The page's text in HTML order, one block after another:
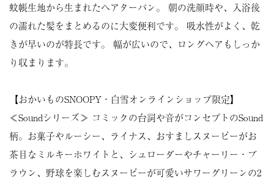
蚊帳生地から生まれたヘアターバン。 朝の洗顔時や、入浴後
の濡れた髪をまとめるのに大変便利です。 吸水性がよく、乾
きが早いのが特長です。 幅が広いので、ロングヘアもしっか
り収まります。
【おかいものSNOOPY・白雪オンラインショップ限定】
≪Soundシリーズ≫ コミックの台詞や音がコンセプトのSound
柄。お菓子やルーシー、ライナス、おすましスヌーピーがお
茶目なミルキーホワイトと、シュローダーやチャーリー・ブ
ラウン、野球を楽しむスヌーピーが可愛いサワーグリーンの2